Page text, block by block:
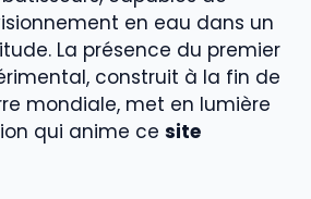
en eau dans un
La présence du premier
construit à la fin de
mondiale, met en lumière
qui anime ce site